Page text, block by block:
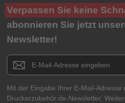
Ihre Bewertung**
★★★★★
Titel**
E-Mail-Adresse
Ihr Passwort
Verpassen Sie keine
abonnieren Sie jetzt
Newsletter!
Newsletter E-Mail Adresse
Mit der Eingabe Ihrer E-Mail-Adresse
Druckerzubehör.de-Newsletter.